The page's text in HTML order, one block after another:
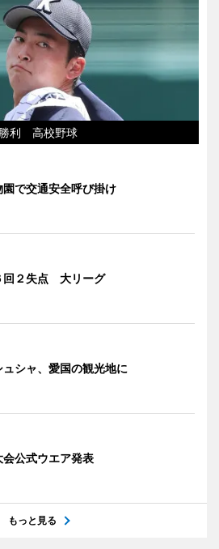
利 高校野球
園で交通安全呼び掛け
回２失点 大リーグ
ュシャ、愛国の観光地に
会公式ウエア発表
もっと見る